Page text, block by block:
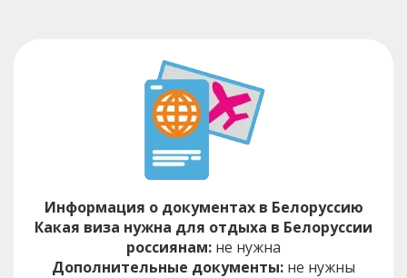
Информация о документах в Белоруссию
Какая виза нужна для отдыха в Белоруссии
россиянам: не нужна
Дополнительные документы: не нужны